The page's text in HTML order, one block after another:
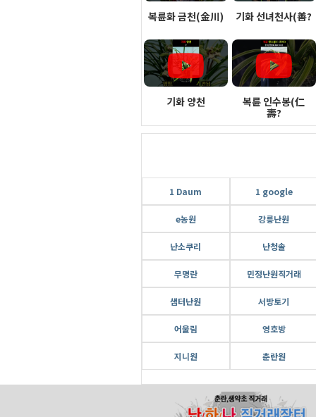
복륜화 금천(金川) 기화 선녀천사(善?
기화 양천
복륜 인수봉(仁
壽?
1 Daum 1 google
e농원 강릉난원
난소쿠리 난청솔
무명란 민정난원직거래
샘터난원 서방토기
어울림 영호방
지니원 춘란원